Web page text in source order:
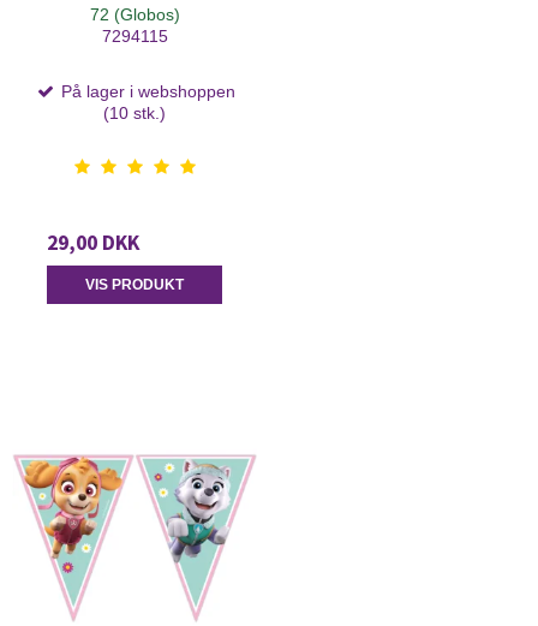
72 (Globos)
7294115
På lager i webshoppen
(10 stk.)
29,00 DKK
VIS PRODUKT